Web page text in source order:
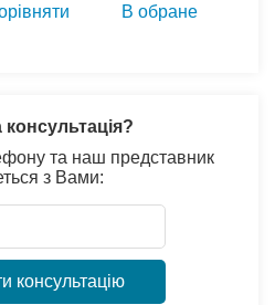
В обране
консультація?
та наш представник
з Вами:
консультацію